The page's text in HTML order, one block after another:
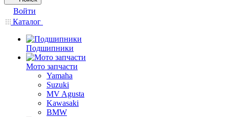
Войти
Каталог
Подшипники
Мото запчасти
Yamaha
Suzuki
MV Agusta
Kawasaki
BMW